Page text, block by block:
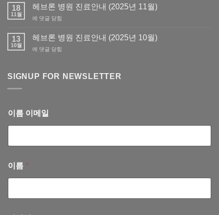
필
발
급
사
회
납
–
혜
사
18
11월
헤브론 병원 진료안내 (2025년 11월)
헤
론
원
안
11
월)
에 댓글 닫힘
13
10월
헤브론 병원 진료안내 (2025년 10월)
헤
병
내
에 댓글 닫힘
SIGNUP FOR NEWSLETTER
이름 이메일
이름 *